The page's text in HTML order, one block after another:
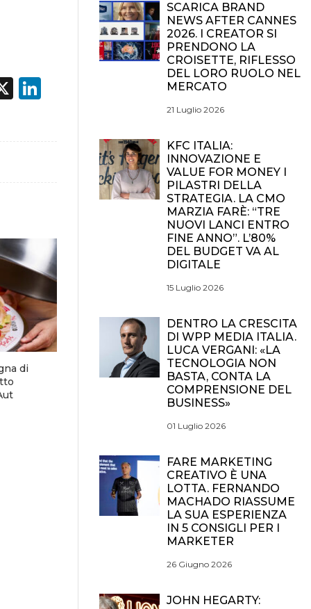
X LinkedIn
di
SCARICA BRAND
NEWS AFTER CANNES
2026. I CREATOR SI
PRENDONO LA
CROISETTE, RIFLESSO
DEL LORO RUOLO NEL
MERCATO
21 Luglio 2026
KFC ITALIA:
INNOVAZIONE E
VALUE FOR MONEY I
PILASTRI DELLA
STRATEGIA. LA CMO
MARZIA FARÈ: “TRE
NUOVI LANCI ENTRO
FINE ANNO”. L’80%
DEL BUDGET VA AL
DIGITALE
15 Luglio 2026
DENTRO LA CRESCITA
DI WPP MEDIA ITALIA.
LUCA VERGANI: «LA
TECNOLOGIA NON
BASTA, CONTA LA
COMPRENSIONE DEL
BUSINESS»
01 Luglio 2026
FARE MARKETING
CREATIVO È UNA
LOTTA. FERNANDO
MACHADO RIASSUME
LA SUA ESPERIENZA
IN 5 CONSIGLI PER I
MARKETER
26 Giugno 2026
JOHN HEGARTY: